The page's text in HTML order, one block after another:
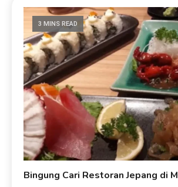
3 MINS READ
Bingung Cari Restoran Jepang di